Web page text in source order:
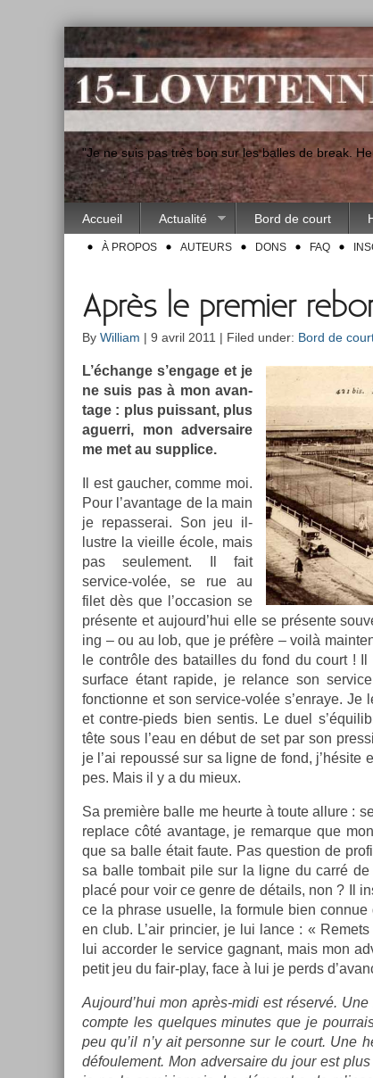
"Je ne suis pas très bon sur les balles de break.
Accueil Actualité Bord de court
À PROPOS AUTEURS DONS FAQ
Après le premier
By William | 9 avril 2011 | Filed under: Bord de
L’échan­ge s’en­gage et je
ne suis pas à mon avan­
tage : plus puis­sant, plus
aguer­ri, mon ad­versaire
me met au sup­plice.
Il est gauch­er, comme moi.
Pour l’avan­tage de la main
je re­pas­serai. Son jeu il­
lustre la vieil­le école, mais
pas seule­ment. Il fait
service-volée, se rue au
filet dès que l’oc­cas­ion se
présente et aujourd’hui elle se présente
ing – ou au lob, que je préfère – voilà
le contrôle des batail­les du fond du court !
sur­face étant rapide, je re­lan­ce son
fonction­ne et son service-volée s’en­raye.
et contre-pieds bien sen­tis. Le duel
tête sous l’eau en début de set par son
je l’ai re­poussé sur sa ligne de fond,
pes. Mais il y a du mieux.
Sa première balle me heur­te à toute al­lure :
re­place côté avan­tage, je re­mar­que que
que sa balle était faute. Pas ques­tion de
sa balle tom­bait pile sur la ligne du carré
placé pour voir ce genre de détails, non ? Il
ce la phrase usuel­le, la for­mule bien
en club. L’air prin­ci­er, je lui lance : «
lui ac­cord­er le ser­vice gag­nant, mais mon
petit jeu du fair-play, face à lui je perds
Aujourd’hui mon après-midi est réservé.
com­pte les quel­ques minutes que je
peu qu’il n’y ait per­son­ne sur le court. Une
défoule­ment. Mon ad­versaire du jour est